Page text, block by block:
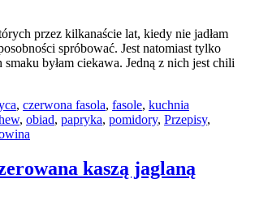
przez kilkanaście lat, kiedy nie jadłam
spróbować. Jest natomiast tylko
byłam ciekawa. Jedną z nich jest chili
, czerwona fasola, fasole, kuchnia
, obiad, papryka, pomidory, Przepisy,
kaszą jaglaną